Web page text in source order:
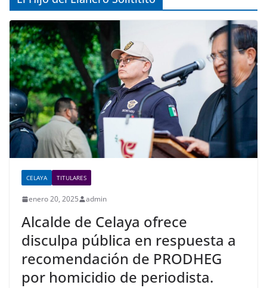
CELAYA TITULARES
enero 20, 2025 admin
Alcalde de Celaya ofrece
disculpa pública en respuesta a
recomendación de PRODHEG
por homicidio de periodista.